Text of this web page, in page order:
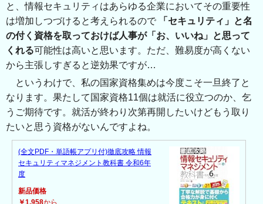
と、情報セキュリティはあらゆる企業においてその重要性
は増加しつづけると考えられるので
「セキュリティ」と名
の付く資格を取っておけば人事が「お、いいね」と思って
くれる可能性は高いと思います。ただ、難易度が高くない
から主張しすぎると逆効果ですが…
というわけで、私の国家資格集めは今度こそ一旦終了と
なります。果たして国家資格11個は就活に役立つのか、乞
うご期待です。就活が終わり次第再開したいけどもう取り
たいと思う資格がないんですよね。
(全文PDF・単語帳アプリ付)徹底攻略 情報
セキュリティマネジメント教科書 令和6年
度
新品価格
￥1,958から